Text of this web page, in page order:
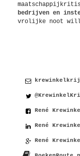
bedrijven en
vrolijke noot
René
René
René